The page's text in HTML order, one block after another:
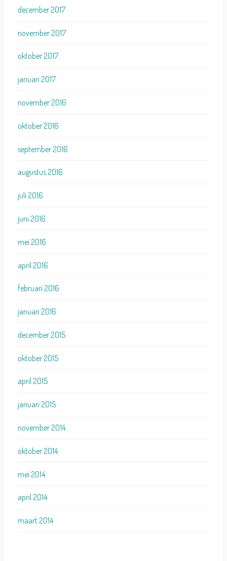
december 2017
november 2017
oktober 2017
januari 2017
november 2016
oktober 2016
september 2016
augustus 2016
juli 2016
juni 2016
mei 2016
april 2016
februari 2016
januari 2016
december 2015
oktober 2015
april 2015
januari 2015
november 2014
oktober 2014
mei 2014
april 2014
maart 2014